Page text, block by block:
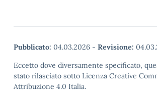
Pubblicato: 04.03.2026 - Revisione:
Eccetto dove diversamente specificato,
stato rilasciato sotto Licenza Creative
Attribuzione 4.0 Italia.